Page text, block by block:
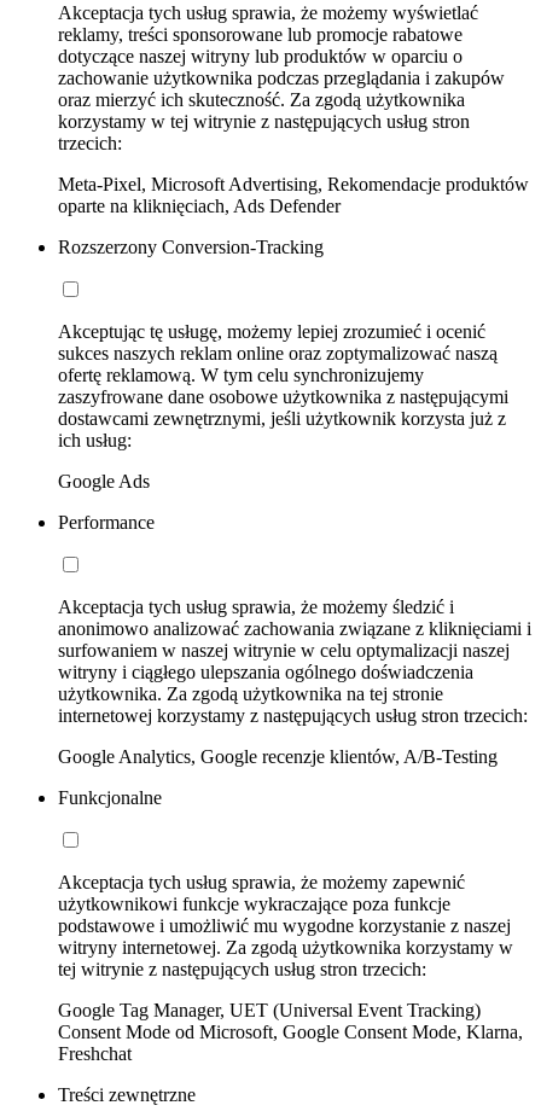
Akceptacja tych usług sprawia, że możemy wyświetlać
reklamy, treści sponsorowane lub promocje rabatowe
dotyczące naszej witryny lub produktów w oparciu o
zachowanie użytkownika podczas przeglądania i zakupów
oraz mierzyć ich skuteczność. Za zgodą użytkownika
korzystamy w tej witrynie z następujących usług stron
trzecich:
Meta-Pixel, Microsoft Advertising, Rekomendacje produktów
oparte na kliknięciach, Ads Defender
Rozszerzony Conversion-Tracking
Akceptując tę usługę, możemy lepiej zrozumieć i ocenić
sukces naszych reklam online oraz zoptymalizować naszą
ofertę reklamową. W tym celu synchronizujemy
zaszyfrowane dane osobowe użytkownika z następującymi
dostawcami zewnętrznymi, jeśli użytkownik korzysta już z
ich usług:
Google Ads
Performance
Akceptacja tych usług sprawia, że możemy śledzić i
anonimowo analizować zachowania związane z kliknięciami i
surfowaniem w naszej witrynie w celu optymalizacji naszej
witryny i ciągłego ulepszania ogólnego doświadczenia
użytkownika. Za zgodą użytkownika na tej stronie
internetowej korzystamy z następujących usług stron trzecich:
Google Analytics, Google recenzje klientów, A/B-Testing
Funkcjonalne
Akceptacja tych usług sprawia, że możemy zapewnić
użytkownikowi funkcje wykraczające poza funkcje
podstawowe i umożliwić mu wygodne korzystanie z naszej
witryny internetowej. Za zgodą użytkownika korzystamy w
tej witrynie z następujących usług stron trzecich:
Google Tag Manager, UET (Universal Event Tracking)
Consent Mode od Microsoft, Google Consent Mode, Klarna,
Freshchat
Treści zewnętrzne